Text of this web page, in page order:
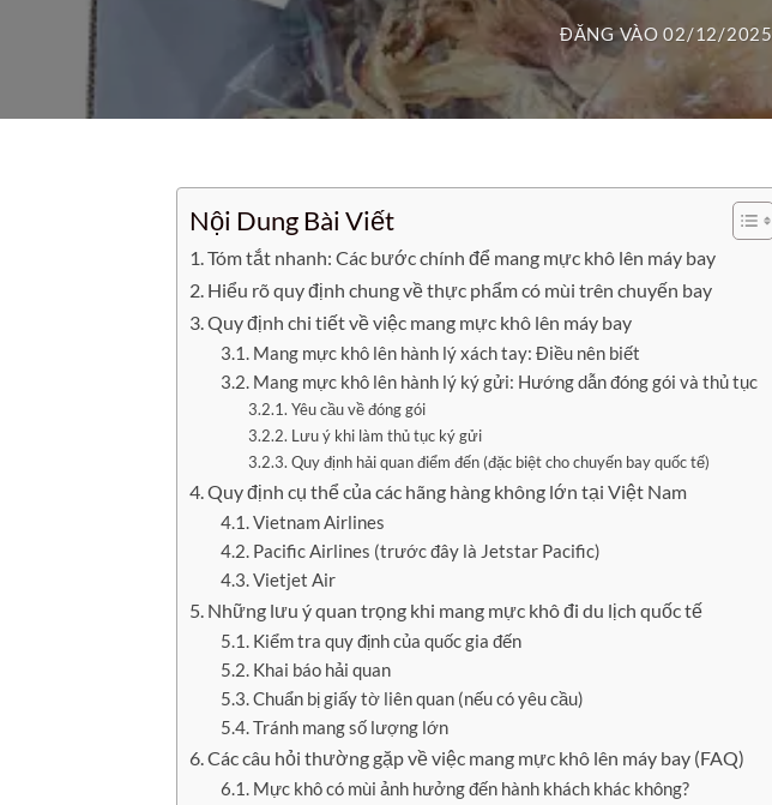
ĐĂNG VÀO02/12/2025
Nội Dung Bài Viết
Tóm tắt nhanh: Các bước chính để mang mực khô lên máy bay
Hiểu rõ quy định chung về thực phẩm có mùi trên chuyến bay
Quy định chi tiết về việc mang mực khô lên máy bay
Mang mực khô lên hành lý xách tay: Điều nên biết
Mang mực khô lên hành lý ký gửi: Hướng dẫn đóng gói và thủ tục
Yêu cầu về đóng gói
Lưu ý khi làm thủ tục ký gửi
Quy định hải quan điểm đến (đặc biệt cho chuyến bay quốc tế)
Quy định cụ thể của các hãng hàng không lớn tại Việt Nam
Vietnam Airlines
Pacific Airlines (trước đây là Jetstar Pacific)
Vietjet Air
Những lưu ý quan trọng khi mang mực khô đi du lịch quốc tế
Kiểm tra quy định của quốc gia đến
Khai báo hải quan
Chuẩn bị giấy tờ liên quan (nếu có yêu cầu)
Tránh mang số lượng lớn
Các câu hỏi thường gặp về việc mang mực khô lên máy bay (FAQ)
Mực khô có mùi ảnh hưởng đến hành khách khác không?